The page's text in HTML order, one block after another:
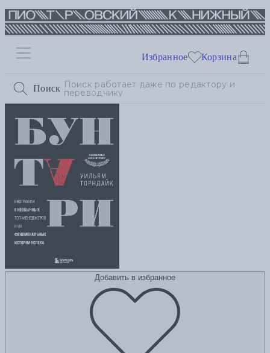
Поиск
Избранное Корзина
Добавить в избранное